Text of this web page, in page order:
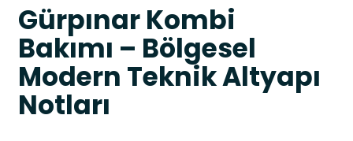
Gürpınar Kombi
Bakımı – Bölgesel
Modern Teknik Altyapı
Notları